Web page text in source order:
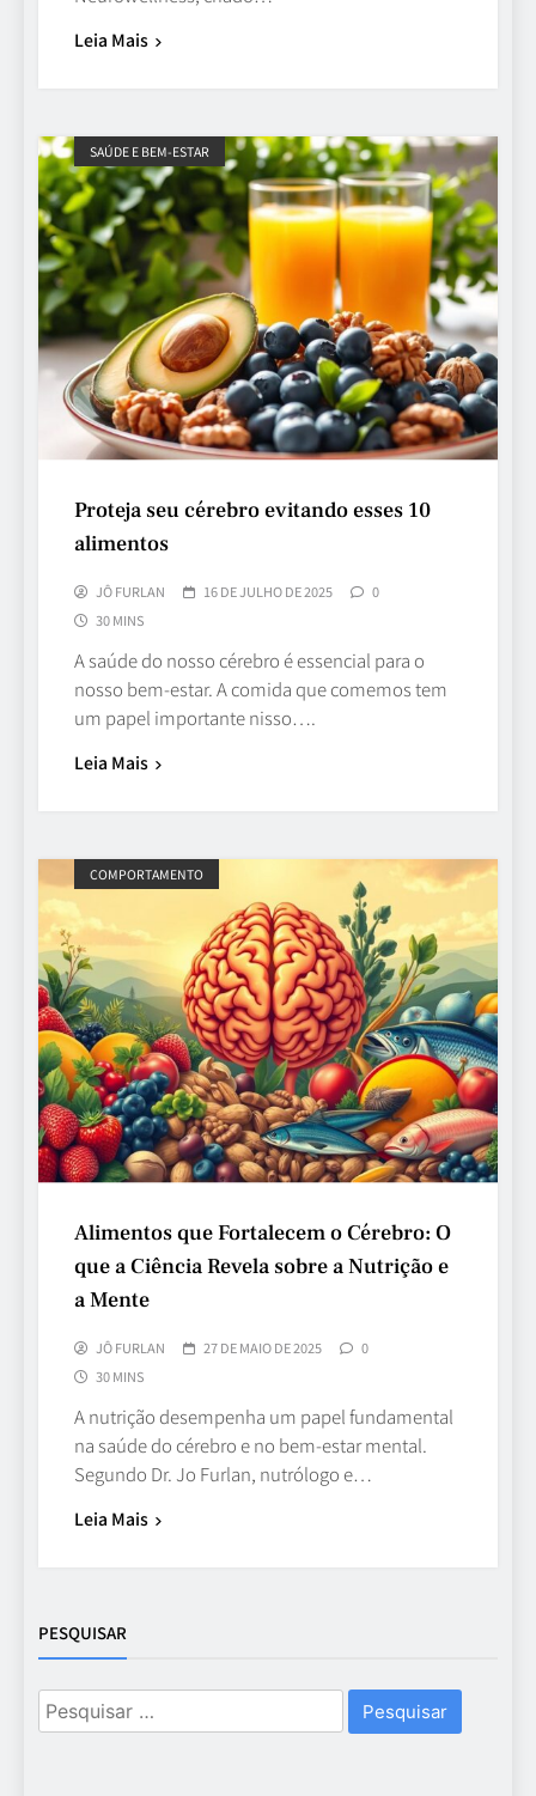
Leia Mais
SAÚDE E BEM-ESTAR
Proteja seu cérebro evitando esses 10
alimentos
JÔ FURLAN 16 DE JULHO DE 2025
0
30 MINS
A saúde do nosso cérebro é essencial para o
nosso bem-estar. A comida que comemos tem
um papel importante nisso….
Leia Mais
COMPORTAMENTO
Alimentos que Fortalecem o Cérebro: O
que a Ciência Revela sobre a Nutrição e
a Mente
JÔ FURLAN 27 DE MAIO DE 2025
0
30 MINS
A nutrição desempenha um papel fundamental
na saúde do cérebro e no bem-estar mental.
Segundo Dr. Jo Furlan, nutrólogo e…
Leia Mais
PESQUISAR
Pesquisar
por: